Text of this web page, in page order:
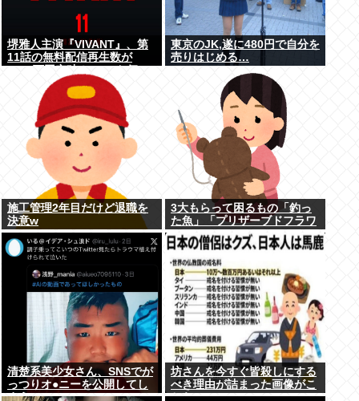
堺雅人主演『VIVANT』、第
11話の無料配信再生数が
入り登録者数は300万超えで
TBS連ドラ歴代トップ
東京のJK,遂に480円で自分を
売りはじめる…
施工管理2年目だけど退職を
決意w
3大もらって困るもの「釣っ
た魚」「プリザーブドフラワ
ー」
清楚系美少女さん、SNSでが
っつりオ●ニーを公開してし
まう
坊さんを今すぐ皆殺しにする
べき理由が詰まった画像がこ
ちら